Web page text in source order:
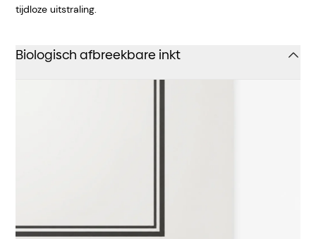
tijdloze uitstraling.
Biologisch afbreekbare inkt